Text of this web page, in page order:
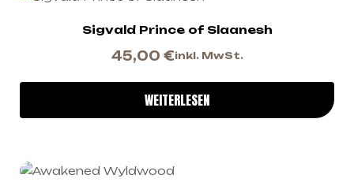
Sigvald Prince of Slaanesh
45,00 €inkl. MwSt.
WEITERLESEN